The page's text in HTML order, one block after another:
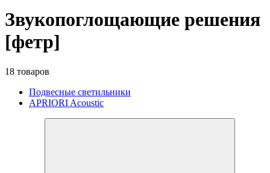
Звукопоглощающие решения
[фетр]
18 товаров
Подвесные светильники
APRIORI Acoustic